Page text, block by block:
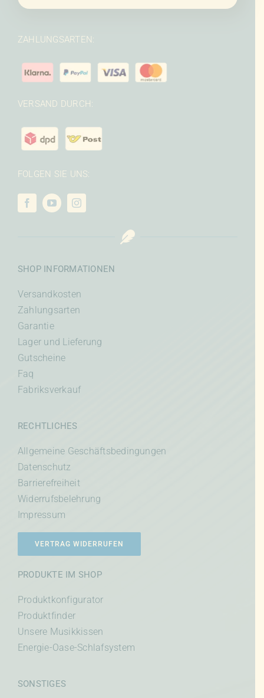
ZAHLUNGSARTEN:
VERSAND DURCH:
FOLGEN SIE UNS:
SHOP INFORMATIONEN
Versandkosten
Zahlungsarten
Garantie
Lager und Lieferung
Gutscheine
Faq
Fabriksverkauf
RECHTLICHES
Allgemeine Geschäftsbedingungen
Datenschutz
Barrierefreiheit
Widerrufsbelehrung
Impressum
VERTRAG WIDERRUFEN
PRODUKTE IM SHOP
Produktkonfigurator
Produktfinder
Unsere Musikkissen
Energie-Oase-Schlafsystem
SONSTIGES